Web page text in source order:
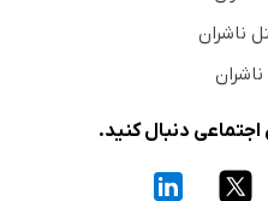
ناشران
اجتماعی دنبال کنید.